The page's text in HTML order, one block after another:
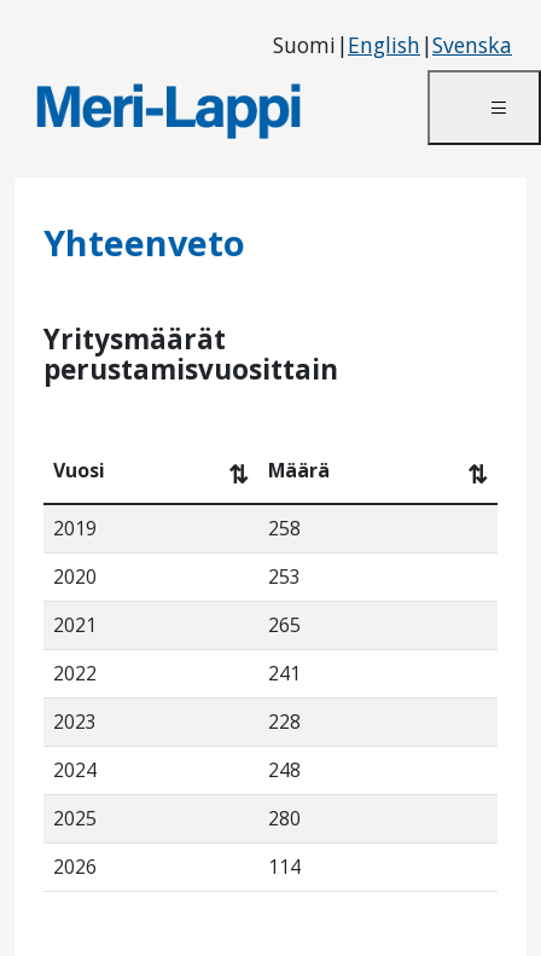
Suomi |English |Svenska
Yhteenveto
Yritysmäärät
perustamisvuosittain
Vuosi ⇅ Määrä ⇅
2019
258
2020
253
2021
265
2022
241
2023
228
2024
248
2025
280
2026
114